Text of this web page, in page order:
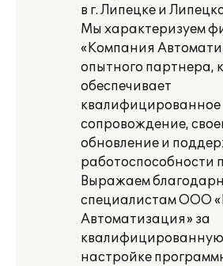
в г. Липецке и
Мы характеризуем
«Компания
опытного партнера,
обеспечивает
квалифицированное
сопровождение,
обновление и
работоспособности
Выражаем
специалистам ООО
Автоматизация» за
настройке